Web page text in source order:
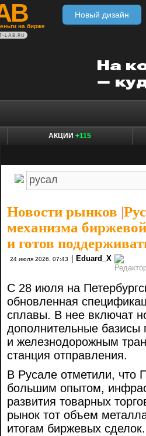
на бирже
Новый дизайн
LAB.RU
АКЦИИ +115
Новости рынков |
механизма
и готов
24 июля 2026, 07:43 Eduard_X
С 28 июля на
обновленная
сплавы. В нее включат
дополнительные
и железнодорожным
станция отправления.
В Русале отметили, что
большим опытом,
развития товарных
рынок тот объем
итогам биржевых сделок.